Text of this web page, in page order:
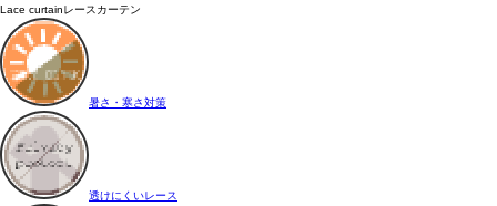
Lace curtainレースカーテン
暑さ・寒さ対策
透けにくいレース